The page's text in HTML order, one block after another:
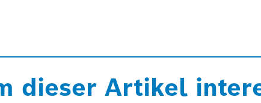
dieser Artikel